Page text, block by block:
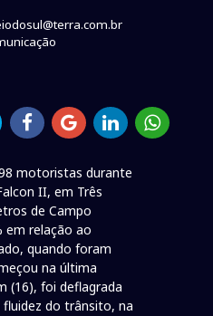
motoristas durante
II, em Três
de Campo
em relação ao
quando foram
na última
(16), foi deflagrada
fluidez do trânsito, na